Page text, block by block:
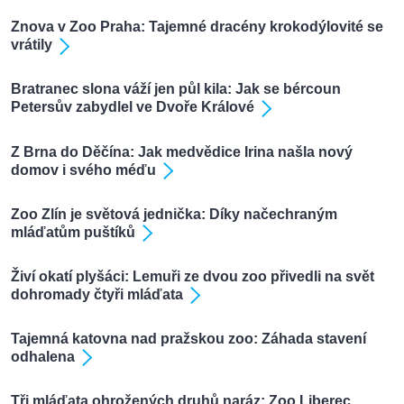
Znova v Zoo Praha: Tajemné dracény krokodýlovité se
vrátily
Bratranec slona váží jen půl kila: Jak se bércoun
Petersův zabydlel ve Dvoře Králové
Z Brna do Děčína: Jak medvědice Irina našla nový
domov i svého méďu
Zoo Zlín je světová jednička: Díky načechraným
mláďatům puštíků
Živí okatí plyšáci: Lemuři ze dvou zoo přivedli na svět
dohromady čtyři mláďata
Tajemná katovna nad pražskou zoo: Záhada stavení
odhalena
Tři mláďata ohrožených druhů naráz: Zoo Liberec